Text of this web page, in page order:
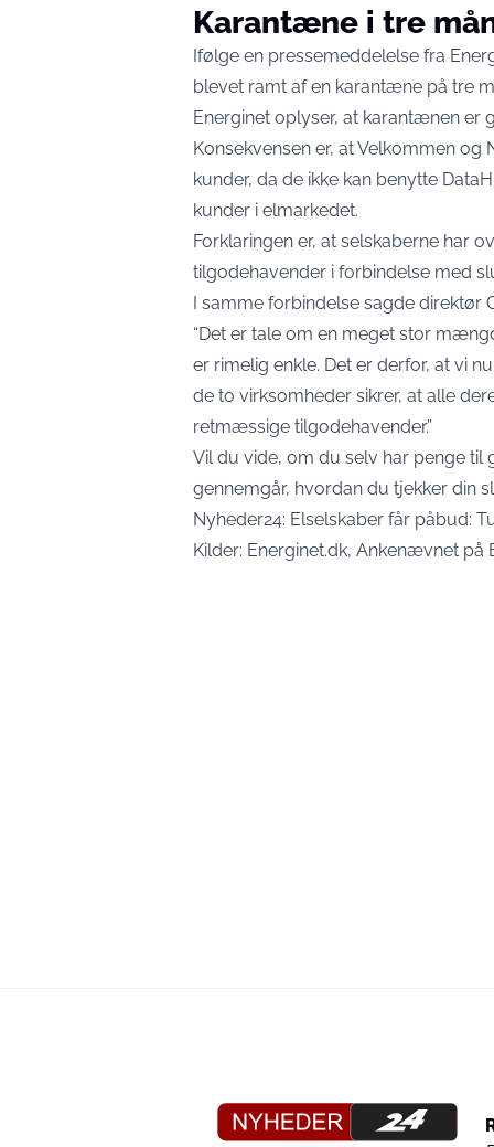
Karantæne i tre
Ifølge en pressemeddelelse fra
blevet ramt af en karantæne på tre
Energinet oplyser, at karantænen er
Konsekvensen er, at Velkommen
kunder, da de ikke kan benytte
kunder i elmarkedet.
Forklaringen er, at selskaberne har
tilgodehavender i forbindelse med
I samme forbindelse sagde direktør
“Det er tale om en meget stor
er rimelig enkle. Det er derfor, at vi
de to virksomheder sikrer, at alle
retmæssige tilgodehavender.”
Vil du vide, om du selv har penge
gennemgår, hvordan du tjekker din
Nyheder24: Elselskaber får påbud:
Kilder: Energinet.dk, Ankenævnet på